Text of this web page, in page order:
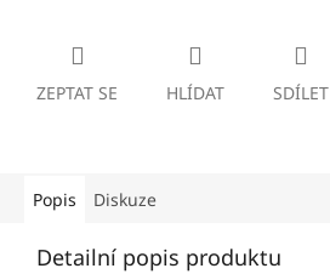
ZEPTAT SE HLÍDAT SDÍLET
Popis Diskuze
Detailní popis produktu